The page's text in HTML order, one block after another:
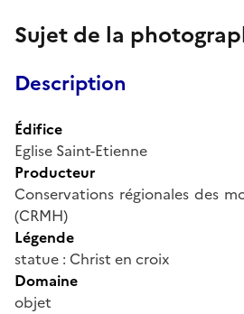
Sujet de la
Description
Édifice
Eglise Saint-Etienne
Producteur
Conservations régionales des
(CRMH)
Légende
statue : Christ en croix
Domaine
objet